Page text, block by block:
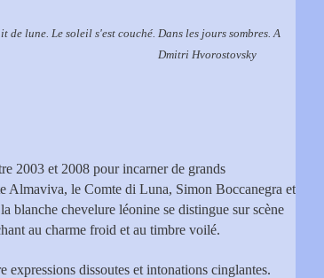
de lune. Le soleil s'est couché. Dans les jours sombres. A
Dmitri Hvorostovsky
2003 et 2008 pour incarner de grands
Almaviva, le Comte di Luna, Simon Boccanegra et
blanche chevelure léonine se distingue sur scène
au charme froid et au timbre voilé.
expressions dissoutes et intonations cinglantes.